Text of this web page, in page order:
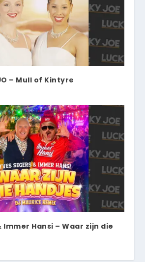
– Mull of Kintyre
Immer Hansi – Waar zijn die